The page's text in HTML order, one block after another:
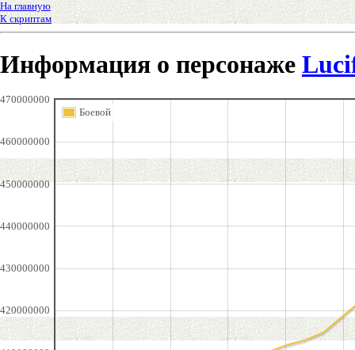
На главную
К скриптам
Информация о персонаже
420000000
430000000
440000000
450000000
460000000
470000000
Боевой